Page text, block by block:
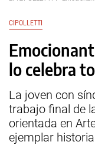
CIPOLLETTI
lo celebra
La joven con
trabajo final de
orientada en
ejemplar